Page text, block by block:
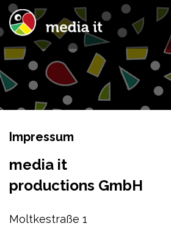
Impressum
media it
productions GmbH
Moltkestraße 1